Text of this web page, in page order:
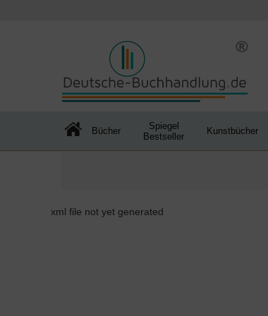
Bücher
Spiegel
Bestseller
Kunstbücher
xml file not yet generated